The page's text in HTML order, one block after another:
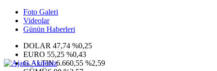
Foto Galeri
Videolar
Günün Haberleri
DOLAR 47,74 %0,25
EURO 55,25 %0,43
G.ALTIN6.660,55 %2,59